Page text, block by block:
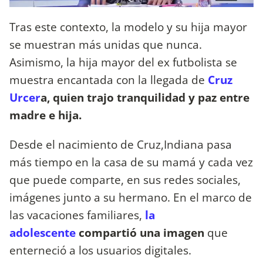
Tras este contexto, la modelo y su hija mayor
se muestran más unidas que nunca.
Asimismo, la hija mayor del ex futbolista se
muestra encantada con la llegada de Cruz
Urcera, quien trajo tranquilidad y paz entre
madre e hija.
Desde el nacimiento de Cruz,Indiana pasa
más tiempo en la casa de su mamá y cada vez
que puede comparte, en sus redes sociales,
imágenes junto a su hermano. En el marco de
las vacaciones familiares, la
adolescente compartió una imagen que
enterneció a los usuarios digitales.